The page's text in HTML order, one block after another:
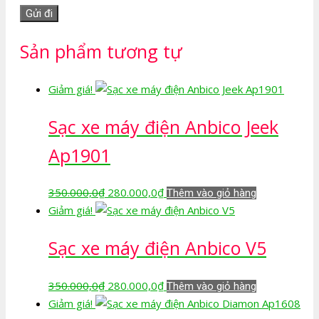
Sản phẩm tương tự
Giảm giá!
Sạc xe máy điện Anbico Jeek
Ap1901
350.000,0₫ Giá
gốc
350.000,0₫.
280.000,0₫Giá
hiện
là:
280.000,0₫.
Thêm vào giỏ hàng
Giảm giá!
Sạc xe máy điện Anbico V5
350.000,0₫ Giá
gốc
280.000,0₫Giá
hiện
Thêm vào giỏ hàng
Giảm giá!